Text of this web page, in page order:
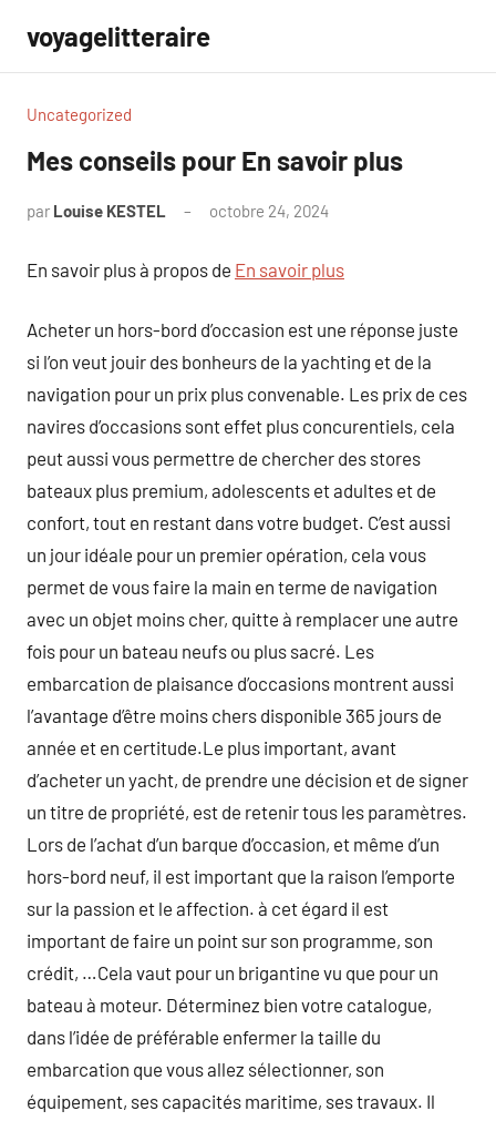
contenu
voyagelitteraire
Uncategorized
Mes conseils pour En savoir plus
par Louise KESTEL octobre 24, 2024
En savoir plus à propos de En savoir plus
Acheter un hors-bord d’occasion est une réponse juste
si l’on veut jouir des bonheurs de la yachting et de la
navigation pour un prix plus convenable. Les prix de ces
navires d’occasions sont effet plus concurentiels, cela
peut aussi vous permettre de chercher des stores
bateaux plus premium, adolescents et adultes et de
confort, tout en restant dans votre budget. C’est aussi
un jour idéale pour un premier opération, cela vous
permet de vous faire la main en terme de navigation
avec un objet moins cher, quitte à remplacer une autre
fois pour un bateau neufs ou plus sacré. Les
embarcation de plaisance d’occasions montrent aussi
l’avantage d’être moins chers disponible 365 jours de
année et en certitude.Le plus important, avant
d’acheter un yacht, de prendre une décision et de signer
un titre de propriété, est de retenir tous les paramètres.
Lors de l’achat d’un barque d’occasion, et même d’un
hors-bord neuf, il est important que la raison l’emporte
sur la passion et le affection. à cet égard il est
important de faire un point sur son programme, son
crédit, …Cela vaut pour un brigantine vu que pour un
bateau à moteur. Déterminez bien votre catalogue,
dans l’idée de préférable enfermer la taille du
embarcation que vous allez sélectionner, son
équipement, ses capacités maritime, ses travaux. Il